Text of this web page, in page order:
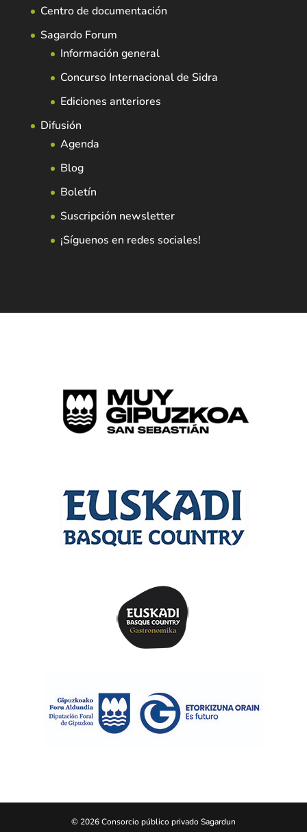
Centro de documentación
Sagardo Forum
Información general
Concurso Internacional de Sidra
Ediciones anteriores
Difusión
Agenda
Blog
Boletín
Suscripción newsletter
¡Síguenos en redes sociales!
© 2026 Consorcio público privado Sagardun